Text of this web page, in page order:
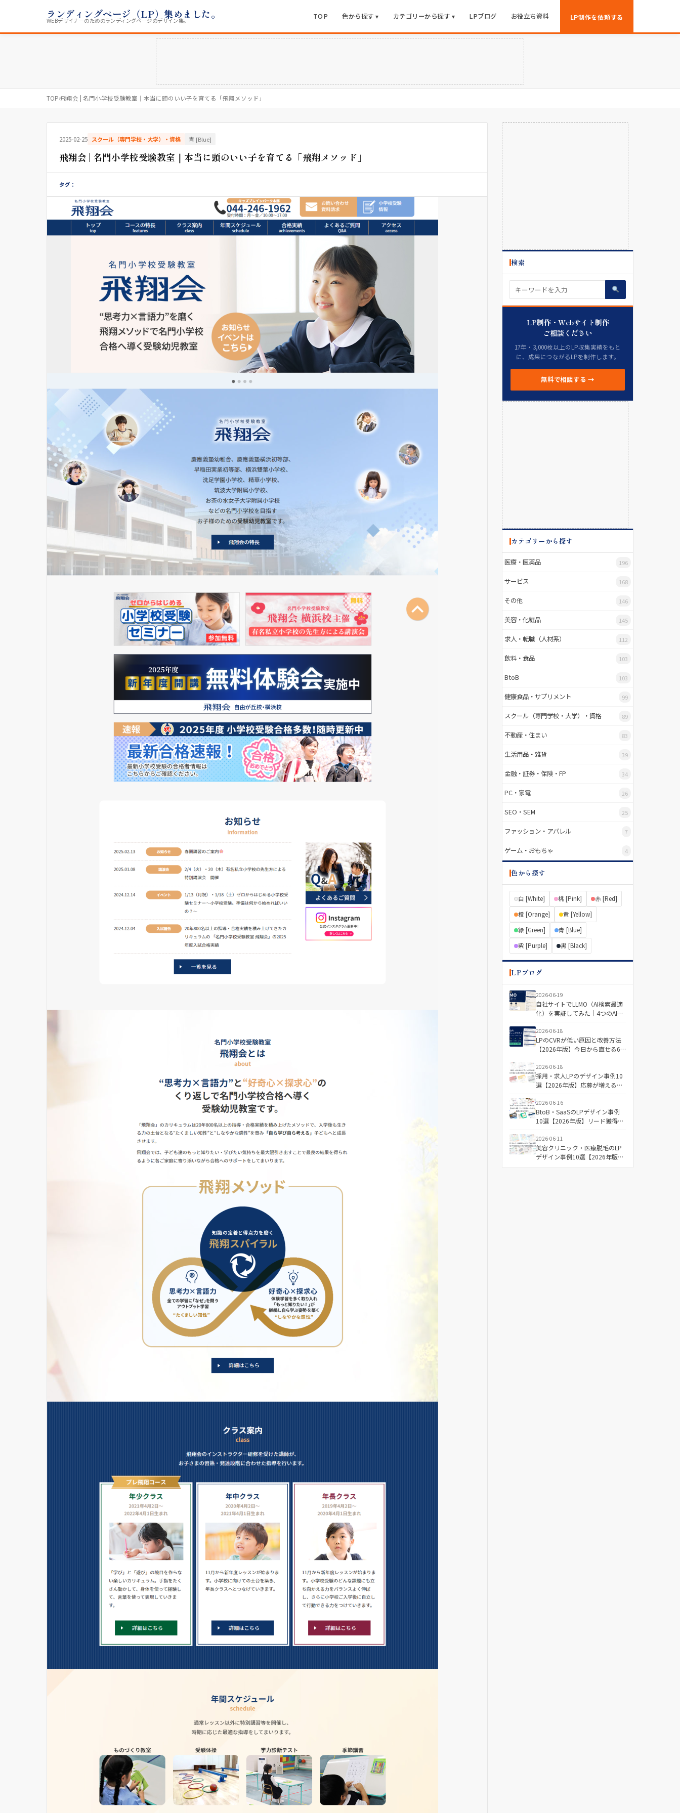
ランディングページ（LP）集めました。
WEBデザイナーのためのランディングページのデザイン集。 TOP 色から探す ▾ カテゴリーから探す ▾ LPブログ お役立ち資料 LP制作を依頼する
TOP›飛翔会 | 名門小学校受験教室｜本当に頭のいい子を育てる「飛翔メソッド」
2025-02-25 スクール（専門学校・大学）・資格 青 [Blue]
飛翔会 | 名門小学校受験教室｜本当に頭のいい子を育てる「飛翔メソッド」
タグ：
検索
LP制作・Webサイト制作
ご相談ください
17年・3,000枚以上のLP収集実績をもと
に、成果につながるLPを制作します。
無料で相談する →
カテゴリーから探す
医療・医薬品 196
サービス 168
その他 146
美容・化粧品 145
求人・転職（人材系） 112
飲料・食品 103
BtoB 103
健康食品・サプリメント 99
スクール（専門学校・大学）・資格 89
不動産・住まい 83
生活用品・雑貨 39
金融・証券・保険・FP 34
PC・家電 26
SEO・SEM 25
ファッション・アパレル 7
ゲーム・おもちゃ 4
色から探す
白 [White] 桃 [Pink]
赤 [Red]
橙 [Orange]
黄 [Yellow]
緑 [Green]
青 [Blue]
紫 [Purple]
黒 [Black]
LPブログ
2026-06-19
自社サイトでLLMO（AI検索最適
化）を実証してみた｜4つのAIで
事」を分けた差とは
2026-06-18
LPのCVRが低い原因と改善方法
【2026年版】今日から直せる6
2026-06-18
採用・求人LPのデザイン事例10
選【2026年版】応募が増える構
2026-06-16
BtoB・SaaSのLPデザイン事例
10選【2026年版】リード獲得に
2026-06-11
美容クリニック・医療脱毛のLP
デザイン事例10選【2026年版】
成果につながる配色と構成の傾